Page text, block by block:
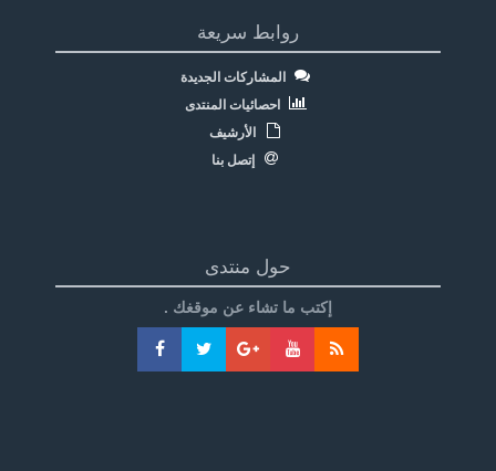
روابط سريعة
المشاركات الجديدة
احصائيات المنتدى
الأرشيف
إتصل بنا
حول منتدى
إكتب ما تشاء عن موقغك .